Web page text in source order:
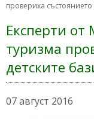
провериха
Експерти от
туризма
детските
07 август 2016